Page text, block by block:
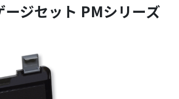
ージセット PMシリーズ